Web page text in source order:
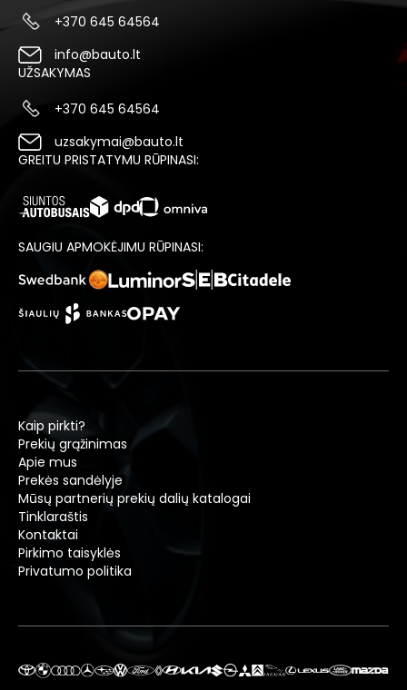
+370 645 64564
info@bauto.lt
UŽSAKYMAS
+370 645 64564
uzsakymai@bauto.lt
GREITU PRISTATYMU RŪPINASI:
SAUGIU APMOKĖJIMU RŪPINASI:
Kaip pirkti?
Prekių grąžinimas
Apie mus
Prekės sandėlyje
Mūsų partnerių prekių dalių katalogai
Tinklaraštis
Kontaktai
Pirkimo taisyklės
Privatumo politika